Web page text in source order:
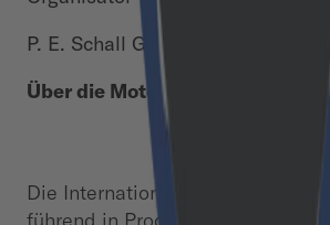
P. E. Schall GmbH & Co. KG
Über die Motek:
Die Internationale Fachmesse